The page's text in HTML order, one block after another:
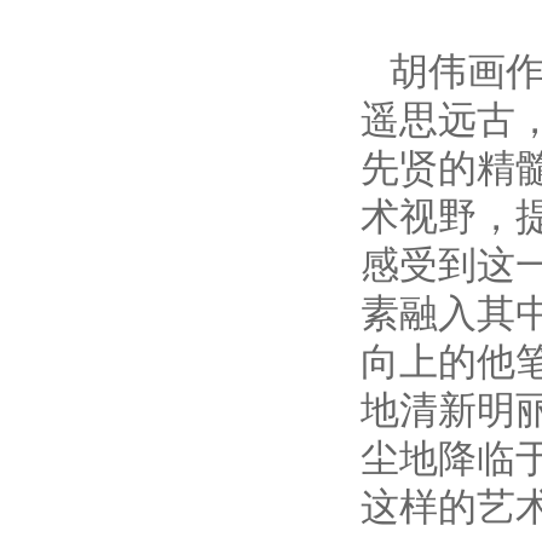
胡伟画
遥思远古
先贤的精
术视野，
感受到这
素融入其
向上的他
地清新明
尘地降临
这样的艺